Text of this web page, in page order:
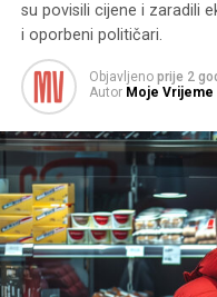
su povisili cijene i zaradili
i oporbeni političari.
Objavljeno prije 2
Autor Moje Vrijeme